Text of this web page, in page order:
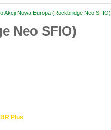
Akcji Nowa Europa (Rockbridge Neo SFIO)
Neo SFIO)
Plus